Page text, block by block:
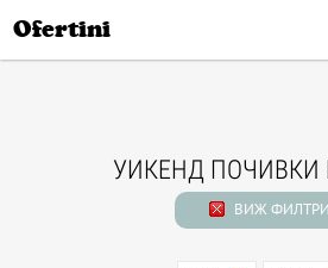
Ofertini
УИКЕНД ПОЧИВКИ
ВИЖ ФИЛТРИ